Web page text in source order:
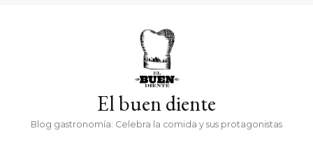
El buen diente
Blog gastronomía: Celebra la comida y sus protagonistas